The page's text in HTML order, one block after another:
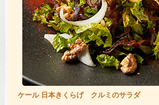
ケール 日本きくらげ クルミのサラダ